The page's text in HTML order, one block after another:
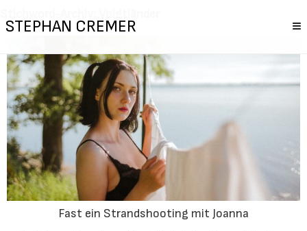
STEPHAN CREMER ≡
Fast ein Strandshooting mit Joanna